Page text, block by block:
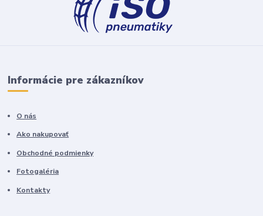
Informácie pre zákazníkov
O nás
Ako nakupovať
Obchodné podmienky
Fotogaléria
Kontakty